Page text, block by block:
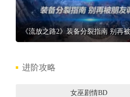
《流放之路2》装备分裂指南 别再
进阶攻略
女巫剧情BD